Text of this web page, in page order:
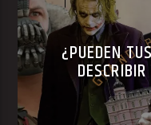
¿PUEDEN